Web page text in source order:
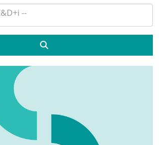
Search